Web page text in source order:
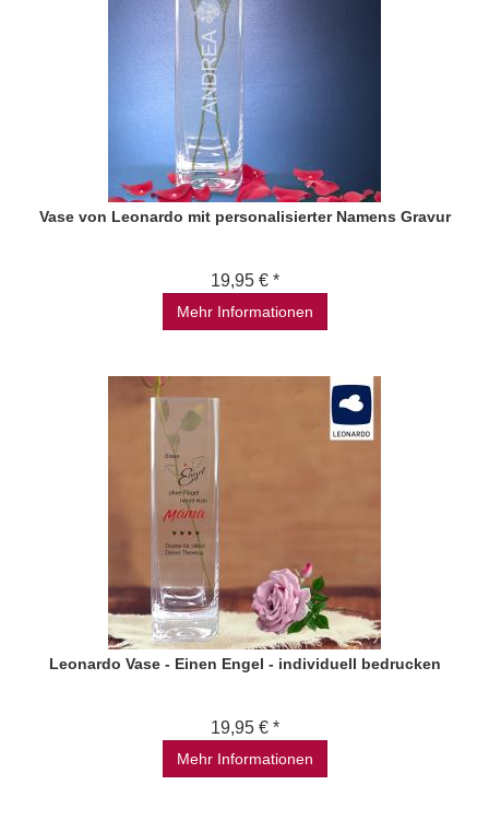
Vase von Leonardo mit personalisierter Namens Gravur
19,95 € *
Mehr Informationen
Leonardo Vase - Einen Engel - individuell bedrucken
19,95 € *
Mehr Informationen